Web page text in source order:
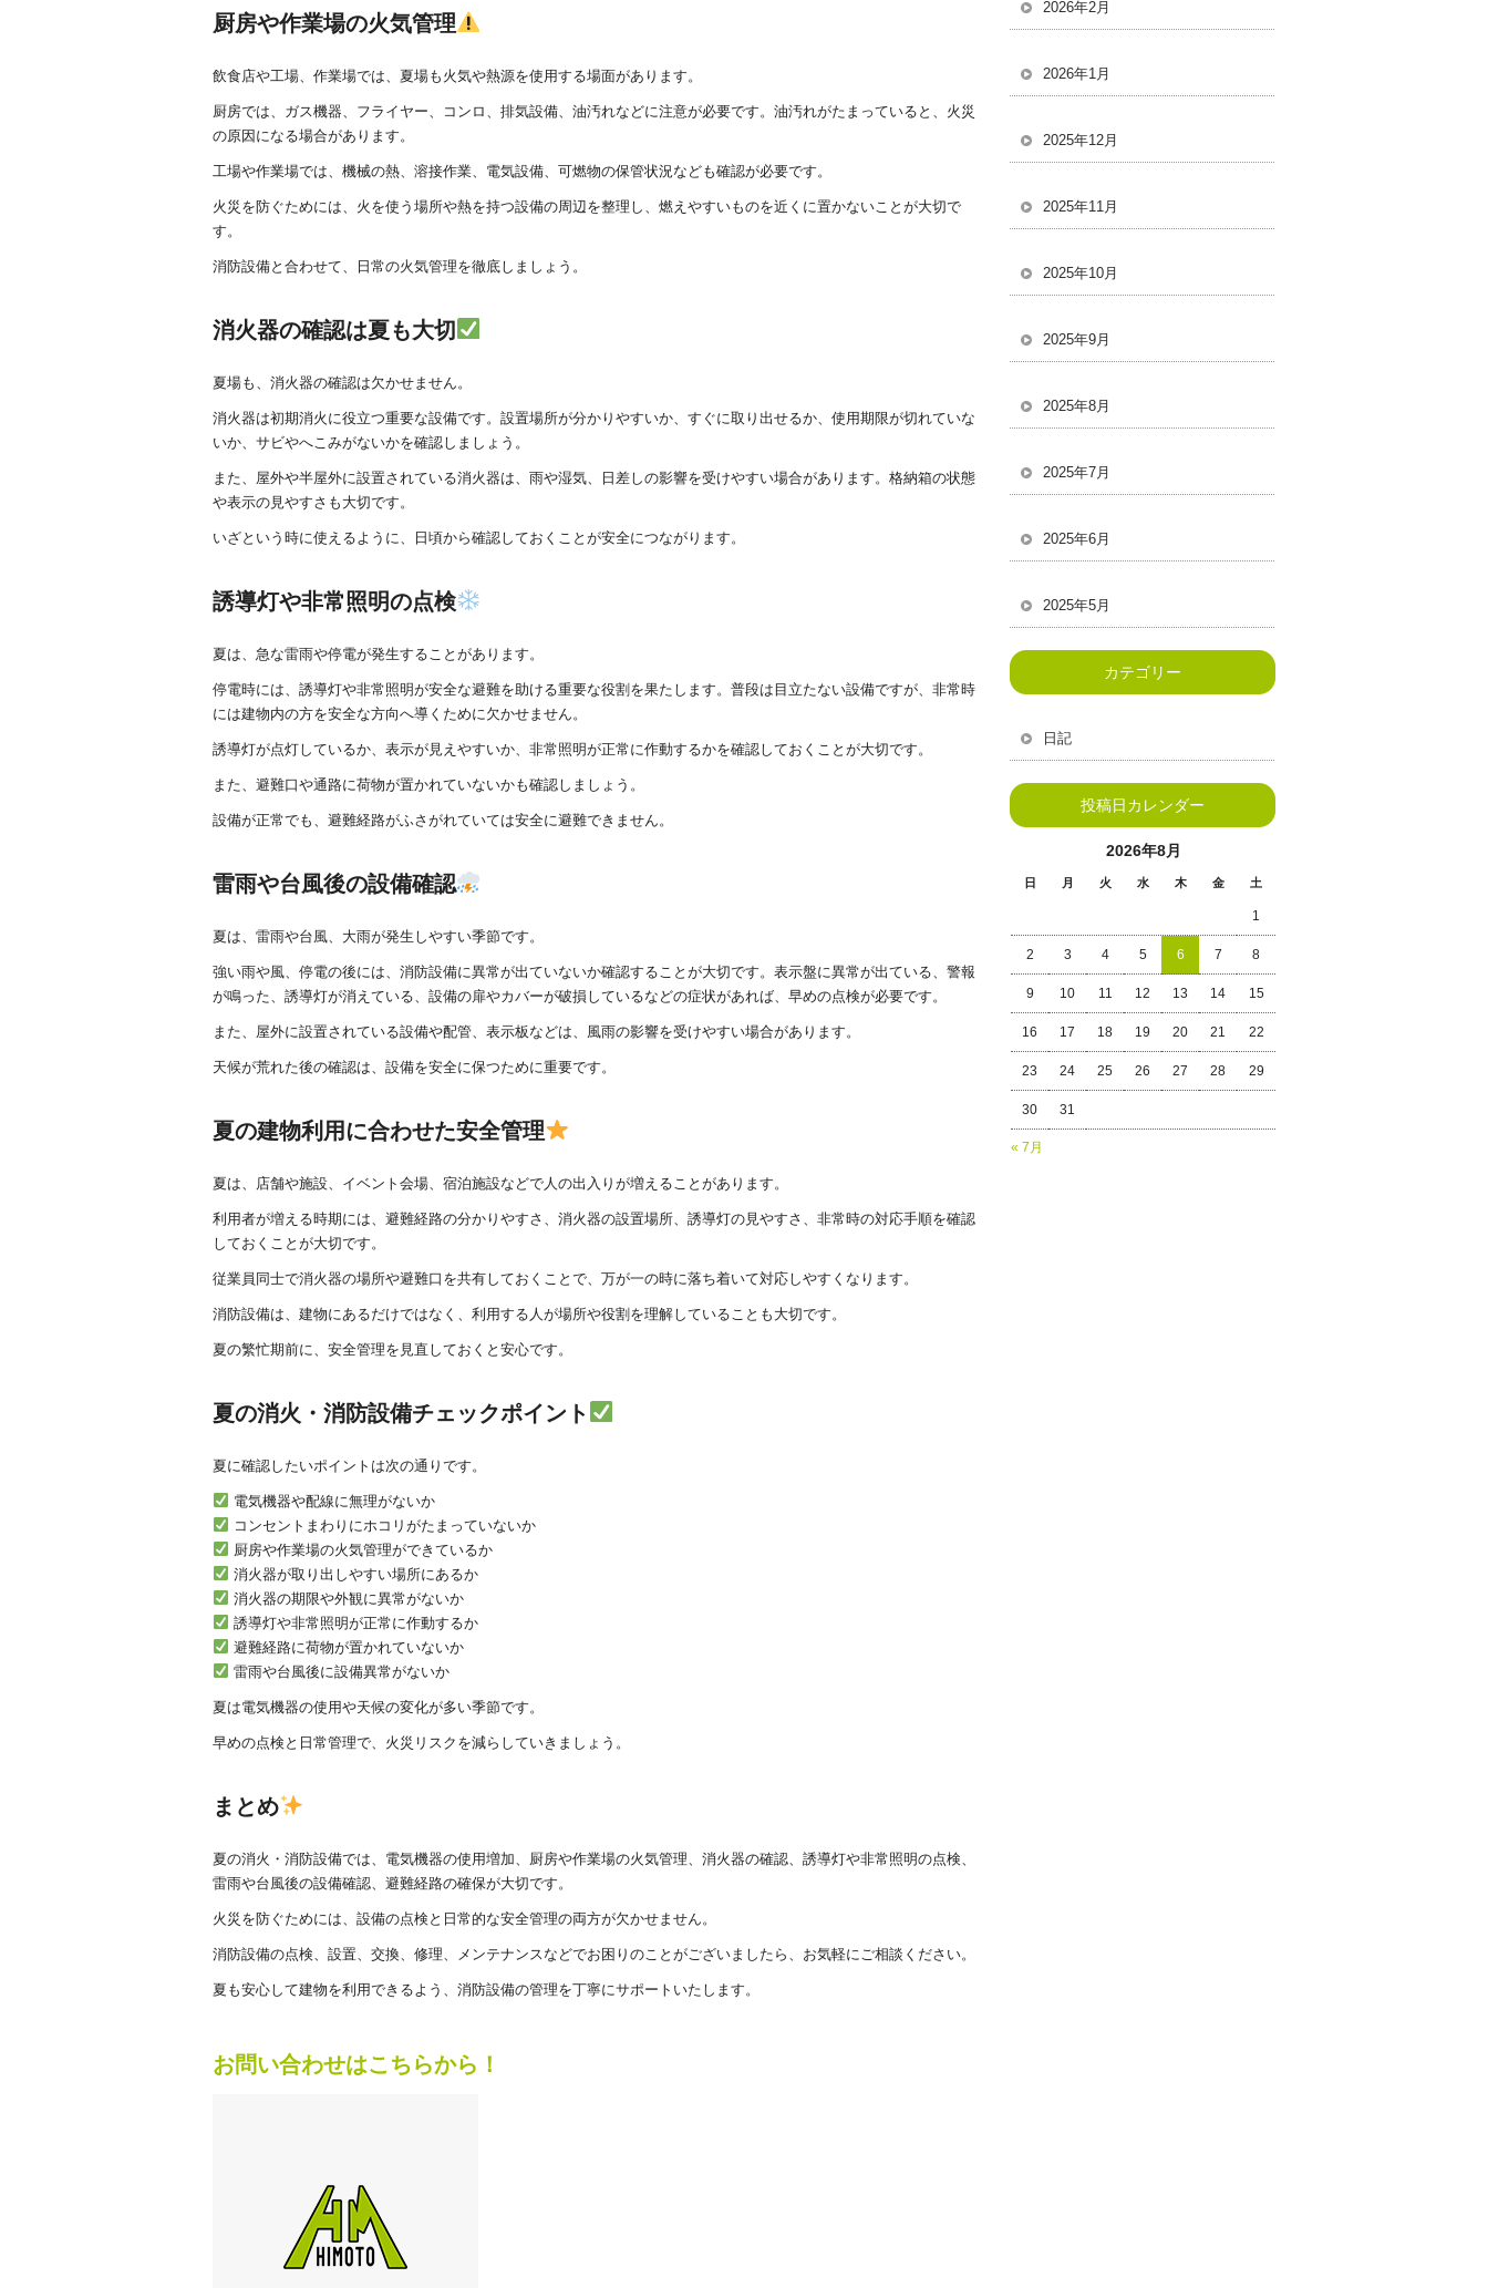
厨房や作業場の火気管理
飲食店や工場、作業場では、夏場も火気や熱源を使用する場面があります。
厨房では、ガス機器、フライヤー、コンロ、排気設備、油汚れなどに注意が必要です。油汚れがたまっていると、火災
の原因になる場合があります。
工場や作業場では、機械の熱、溶接作業、電気設備、可燃物の保管状況なども確認が必要です。
火災を防ぐためには、火を使う場所や熱を持つ設備の周辺を整理し、燃えやすいものを近くに置かないことが大切で
す。
消防設備と合わせて、日常の火気管理を徹底しましょう。
消火器の確認は夏も大切
夏場も、消火器の確認は欠かせません。
消火器は初期消火に役立つ重要な設備です。設置場所が分かりやすいか、すぐに取り出せるか、使用期限が切れていな
いか、サビやへこみがないかを確認しましょう。
また、屋外や半屋外に設置されている消火器は、雨や湿気、日差しの影響を受けやすい場合があります。格納箱の状態
や表示の見やすさも大切です。
いざという時に使えるように、日頃から確認しておくことが安全につながります。
誘導灯や非常照明の点検
夏は、急な雷雨や停電が発生することがあります。
停電時には、誘導灯や非常照明が安全な避難を助ける重要な役割を果たします。普段は目立たない設備ですが、非常時
には建物内の方を安全な方向へ導くために欠かせません。
誘導灯が点灯しているか、表示が見えやすいか、非常照明が正常に作動するかを確認しておくことが大切です。
また、避難口や通路に荷物が置かれていないかも確認しましょう。
設備が正常でも、避難経路がふさがれていては安全に避難できません。
雷雨や台風後の設備確認
夏は、雷雨や台風、大雨が発生しやすい季節です。
強い雨や風、停電の後には、消防設備に異常が出ていないか確認することが大切です。表示盤に異常が出ている、警報
が鳴った、誘導灯が消えている、設備の扉やカバーが破損しているなどの症状があれば、早めの点検が必要です。
また、屋外に設置されている設備や配管、表示板などは、風雨の影響を受けやすい場合があります。
天候が荒れた後の確認は、設備を安全に保つために重要です。
夏の建物利用に合わせた安全管理
夏は、店舗や施設、イベント会場、宿泊施設などで人の出入りが増えることがあります。
利用者が増える時期には、避難経路の分かりやすさ、消火器の設置場所、誘導灯の見やすさ、非常時の対応手順を確認
しておくことが大切です。
従業員同士で消火器の場所や避難口を共有しておくことで、万が一の時に落ち着いて対応しやすくなります。
消防設備は、建物にあるだけではなく、利用する人が場所や役割を理解していることも大切です。
夏の繁忙期前に、安全管理を見直しておくと安心です。
夏の消火・消防設備チェックポイント
夏に確認したいポイントは次の通りです。
電気機器や配線に無理がないか
コンセントまわりにホコリがたまっていないか
厨房や作業場の火気管理ができているか
消火器が取り出しやすい場所にあるか
消火器の期限や外観に異常がないか
誘導灯や非常照明が正常に作動するか
避難経路に荷物が置かれていないか
雷雨や台風後に設備異常がないか
夏は電気機器の使用や天候の変化が多い季節です。
早めの点検と日常管理で、火災リスクを減らしていきましょう。
まとめ
夏の消火・消防設備では、電気機器の使用増加、厨房や作業場の火気管理、消火器の確認、誘導灯や非常照明の点検、
雷雨や台風後の設備確認、避難経路の確保が大切です。
火災を防ぐためには、設備の点検と日常的な安全管理の両方が欠かせません。
消防設備の点検、設置、交換、修理、メンテナンスなどでお困りのことがございましたら、お気軽にご相談ください。
夏も安心して建物を利用できるよう、消防設備の管理を丁寧にサポートいたします。
お問い合わせはこちらから！
2026年2月
2026年1月
2025年12月
2025年11月
2025年10月
2025年9月
2025年8月
2025年7月
2025年6月
2025年5月
カテゴリー
日記
投稿日カレンダー
2026年8月
日 月 火 水 木 金 土
« 7月
1
2 3 4 5 6 7 8
9 10 11 12 13 14 15
16 17 18 19 20 21 22
23 24 25 26 27 28 29
30 31